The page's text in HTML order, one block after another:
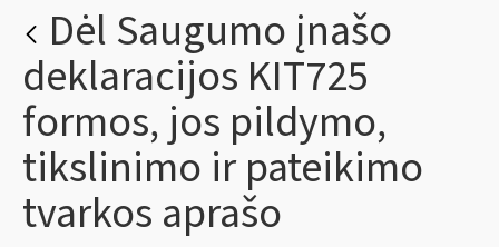
Dėl Saugumo įnašo
deklaracijos KIT725
formos, jos pildymo,
tikslinimo ir pateikimo
tvarkos aprašo